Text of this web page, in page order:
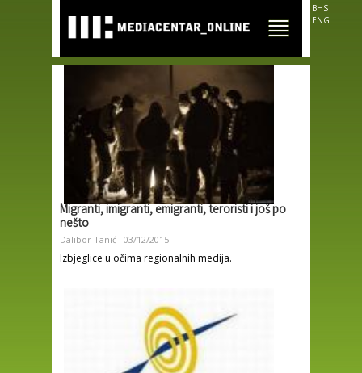
main
content
BHS
ENG
Migranti, imigranti, emigranti, teroristi i još po
nešto
Dalibor Tanić 03/12/2015
Izbjeglice u očima regionalnih medija.